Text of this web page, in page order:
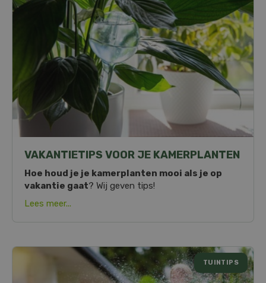
VAKANTIETIPS VOOR JE KAMERPLANTEN
Hoe houd je je kamerplanten mooi als je op
vakantie gaat? Wij geven tips!
Lees meer...
TUINTIPS